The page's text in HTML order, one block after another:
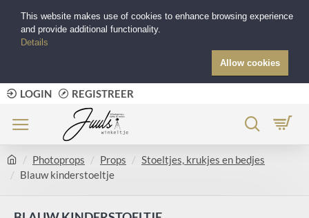
LOGIN REGISTREER
Photoprops Props
Stoeltjes, krukjes en bedjes
Blauw kinderstoeltje
This website makes use of cookies to enhance browsing experience
and provide additional functionality.
Details
Allow cookies